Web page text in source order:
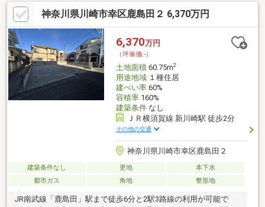
神奈川県川崎市幸区鹿島田２ 6,370万円
6,370万円
（坪単価:-）
土地面積60.75m2
用途地域１種住居
建ぺい率60%
容積率160%
建築条件なし
ＪＲ横須賀線 新川崎駅 徒歩2分
その他の交通
神奈川県川崎市幸区鹿島田２
建築条件なし 更地
本下水
都市ガス
角地 整形地
JR南武線「鹿島田」駅まで徒歩6分と2駅3路線の利用が可能で